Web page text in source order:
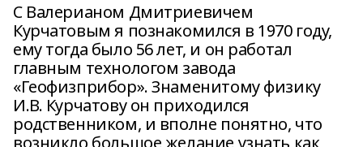
С Валерианом Дмитриевичем
Курчатовым я познакомился в 1970 году,
ему тогда было 56 лет, и он работал
главным технологом завода
«Геофизприбор». Знаменитому физику
И.В. Курчатову он приходился
родственником, и вполне понятно, что
возникло большое желание узнать как